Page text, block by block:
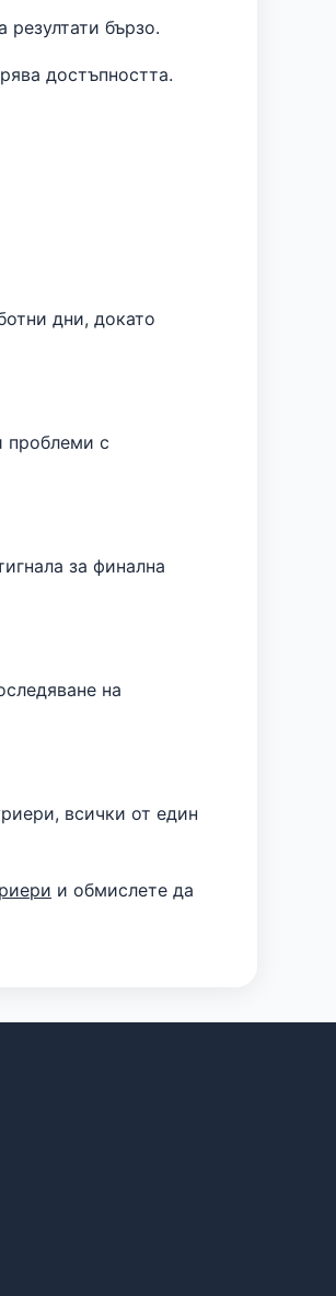
бързо.
достъпността.
дни, докато
проблеми с
за финална
на
всички от един
и обмислете да